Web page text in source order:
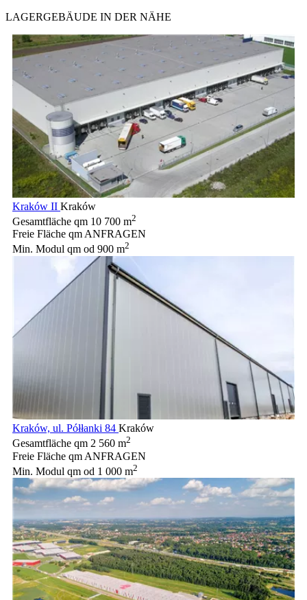
LAGERGEBÄUDE IN DER NÄHE
Kraków II Kraków
Gesamtfläche qm 10 700 m2
Freie Fläche qm ANFRAGEN
Min. Modul qm od 900 m2
Kraków, ul. Półłanki 84 Kraków
Gesamtfläche qm 2 560 m2
Freie Fläche qm ANFRAGEN
Min. Modul qm od 1 000 m2